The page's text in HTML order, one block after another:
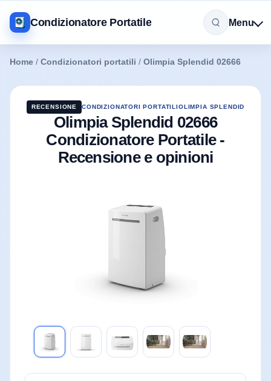
Condizionatore Portatile Menu
Home / Condizionatori portatili / Olimpia Splendid 02666
RECENSIONE CONDIZIONATORI PORTATILIOLIMPIA SPLENDID
Olimpia Splendid 02666
Condizionatore Portatile -
Recensione e opinioni